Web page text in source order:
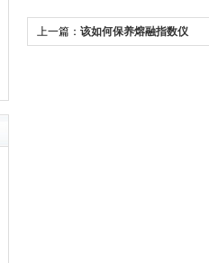
上一篇： 该如何保养熔融指数仪